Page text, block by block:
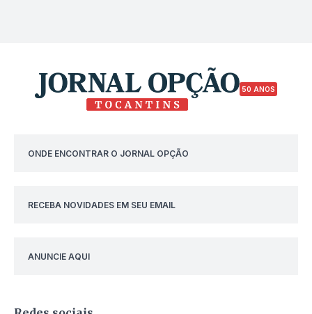
50 ANOS
ONDE ENCONTRAR O JORNAL OPÇÃO
RECEBA NOVIDADES EM SEU EMAIL
ANUNCIE AQUI